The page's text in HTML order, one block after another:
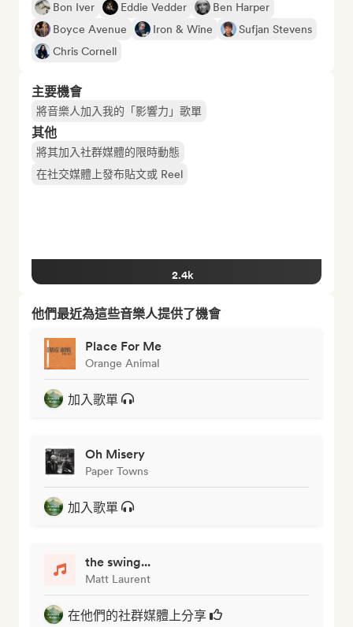
Bon Iver Eddie Vedder
Ben Harper
Boyce Avenue
Iron & Wine
Sufjan Stevens
Chris Cornell
主要機會
將音樂人加入我的「影響力」歌單
其他
將其加入社群媒體的限時動態
在社交媒體上發布貼文或 Reel
2.4k
他們最近為這些音樂人提供了機會
Place For Me
Orange Animal
加入歌單
Oh Misery
Paper Towns
加入歌單
the swing...
Matt Laurent
在他們的社群媒體上分享